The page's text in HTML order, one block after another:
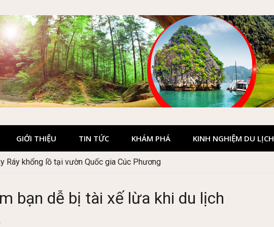
GIỚI THIỆU TIN TỨC KHÁM PHÁ KINH NGHIỆM DU LỊCH
Ráy khổng lồ tại vườn Quốc gia Cúc Phương
bạn dễ bị tài xế lừa khi du lịch